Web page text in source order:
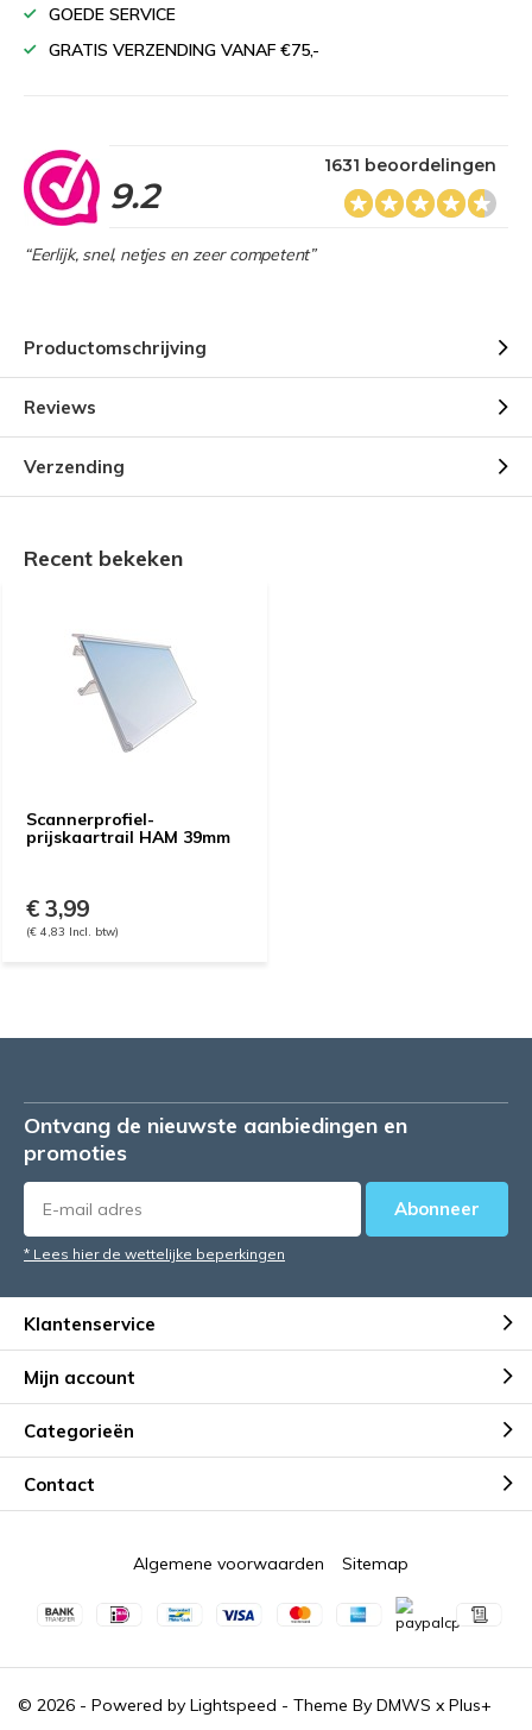
GOEDE SERVICE
GRATIS VERZENDING VANAF €75,-
9.2
1631 beoordelingen
“Eerlijk, snel, netjes en zeer competent”
Productomschrijving
Reviews
Verzending
Recent bekeken
Scannerprofiel-
prijskaartrail HAM 39mm
€ 3,99
(€ 4,83 Incl. btw)
Ontvang de nieuwste aanbiedingen en
promoties
Abonneer
* Lees hier de wettelijke beperkingen
Klantenservice
Mijn account
Categorieën
Contact
© 2026 - Powered by Lightspeed - Theme By DMWS x Plus+
Algemene voorwaarden Sitemap